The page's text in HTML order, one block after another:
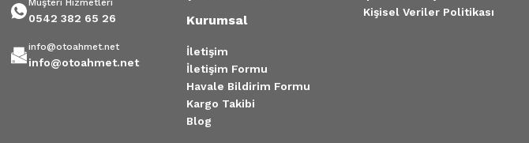
Müşteri Hizmetleri
0542 382 65 26
info@otoahmet.net
info@otoahmet.net
Kurumsal
İletişim
İletişim Formu
Havale Bildirim Formu
Kargo Takibi
Blog
Kişisel Veriler Politikası